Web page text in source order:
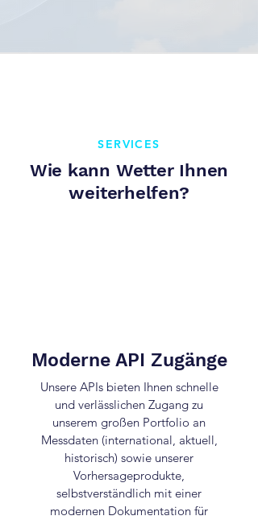
SERVICES
Wie kann Wetter Ihnen
weiterhelfen?
Moderne API Zugänge
Unsere APIs bieten Ihnen schnelle
und verlässlichen Zugang zu
unserem großen Portfolio an
Messdaten (international, aktuell,
historisch) sowie unserer
Vorhersageprodukte,
selbstverständlich mit einer
modernen Dokumentation für